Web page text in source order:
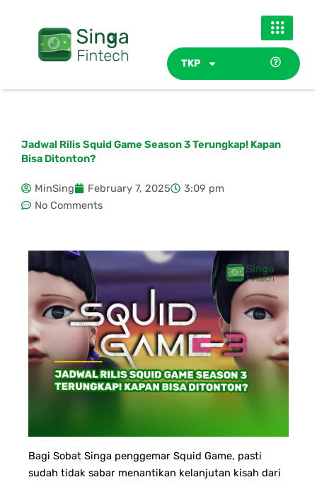
TKP
Jadwal Rilis Squid Game Season 3 Terungkap! Kapan
Bisa Ditonton?
MinSing February 7, 2025
3:09 pm
No Comments
Bagi Sobat Singa penggemar Squid Game, pasti
sudah tidak sabar menantikan kelanjutan kisah dari